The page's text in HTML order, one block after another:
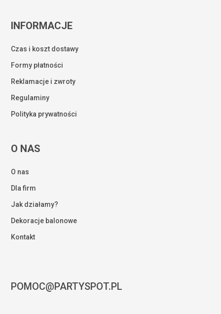
INFORMACJE
Czas i koszt dostawy
Formy płatności
Reklamacje i zwroty
Regulaminy
Polityka prywatności
O NAS
O nas
Dla firm
Jak działamy?
Dekoracje balonowe
Kontakt
POMOC@PARTYSPOT.PL